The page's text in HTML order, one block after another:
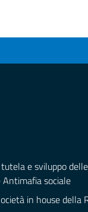
e sviluppo
sociale
in house della